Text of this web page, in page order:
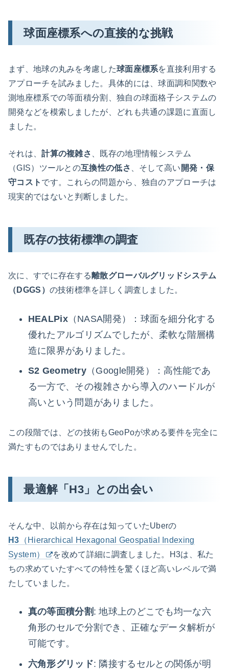
球面座標系への直接的な挑戦
まず、地球の丸みを考慮した球面座標系を直接利用する
アプローチを試みました。具体的には、球面調和関数や
測地座標系での等面積分割、独自の球面格子システムの
開発などを模索しましたが、どれも共通の課題に直面し
ました。
それは、計算の複雑さ
、既存の地理情報システム
（GIS）ツールとの互換性の低さ 、そして高い 開発・保
守コスト です。これらの問題から、独自のアプローチは
現実的ではないと判断しました。
既存の技術標準の調査
次に、すでに存在する離散グローバルグリッドシステム
（DGGS） の技術標準を詳しく調査しました。
HEALPix（NASA開発）：球面を細分化する
優れたアルゴリズムでしたが、柔軟な階層構
造に限界がありました。
S2 Geometry （Google開発）：高性能であ
る一方で、その複雑さから導入のハードルが
高いという問題がありました。
この段階では、どの技術もGeoPoが求める要件を完全に
満たすものではありませんでした。
最適解「H3」との出会い
そんな中、以前から存在は知っていたUberの
H3 （Hierarchical Hexagonal Geospatial Indexing
System）
を改めて詳細に調査しました。H3は、私た
ちの求めていたすべての特性を驚くほど高いレベルで満
たしていました。
真の等面積分割 : 地球上のどこでも均一な六
角形のセルで分割でき、正確なデータ解析が
可能です。
六角形グリッド: 隣接するセルとの関係が明